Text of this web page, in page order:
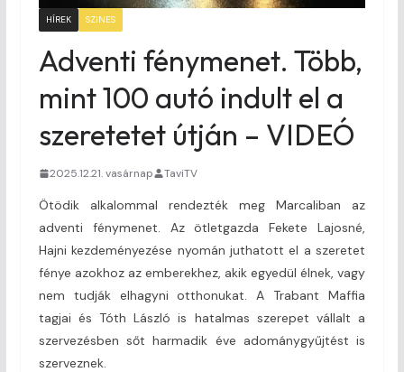
HÍREK SZINES
Adventi fénymenet. Több,
mint 100 autó indult el a
szeretetet útján – VIDEÓ
2025.12.21. vasárnap TaviTV
Ötödik alkalommal rendezték meg Marcaliban az
adventi fénymenet. Az ötletgazda Fekete Lajosné,
Hajni kezdeményezése nyomán juthatott el a szeretet
fénye azokhoz az emberekhez, akik egyedül élnek, vagy
nem tudják elhagyni otthonukat. A Trabant Maffia
tagjai és Tóth László is hatalmas szerepet vállalt a
szervezésben sőt harmadik éve adománygyűjtést is
szerveznek.